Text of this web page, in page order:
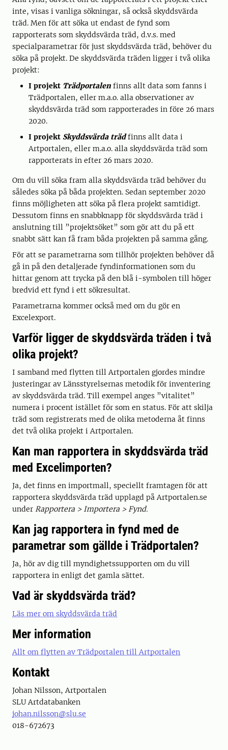
inte, visas i vanliga sökningar, så också skyddsvärda
träd. Men för att söka ut endast de fynd som
rapporterats som skyddsvärda träd, d.v.s. med
specialparametrar för just skyddsvärda träd, behöver du
söka på projekt. De skyddsvärda träden ligger i två olika
projekt:
I projekt Trädportalen finns allt data som fanns i
Trädportalen, eller m.a.o. alla observationer av
skyddsvärda träd som rapporterades in före 26 mars
2020.
I projekt Skyddsvärda trädfinns allt data i
Artportalen, eller m.a.o. alla skyddsvärda träd som
rapporterats in efter 26 mars 2020.
Om du vill söka fram alla skyddsvärda träd behöver du
således söka på båda projekten. Sedan september 2020
finns möjligheten att söka på flera projekt samtidigt.
Dessutom finns en snabbknapp för skyddsvärda träd i
anslutning till ”projektsöket” som gör att du på ett
snabbt sätt kan få fram båda projekten på samma gång.
För att se parametrarna som tillhör projekten behöver då
gå in på den detaljerade fyndinformationen som du
hittar genom att trycka på den blå i-symbolen till höger
bredvid ett fynd i ett sökresultat.
Parametrarna kommer också med om du gör en
Excelexport.
Varför ligger de skyddsvärda träden i två
olika projekt?
I samband med flytten till Artportalen gjordes mindre
justeringar av Länsstyrelsernas metodik för inventering
av skyddsvärda träd. Till exempel anges ”vitalitet”
numera i procent istället för som en status. För att skilja
träd som registrerats med de olika metoderna åt finns
det två olika projekt i Artportalen.
Kan man rapportera in skyddsvärda träd
med Excelimporten?
Ja, det finns en importmall, speciellt framtagen för att
rapportera skyddsvärda träd upplagd på Artportalen.se
under Rapportera > Importera > Fynd.
Kan jag rapportera in fynd med de
parametrar som gällde i Trädportalen?
Ja, hör av dig till myndighetssupporten om du vill
rapportera in enligt det gamla sättet.
Vad är skyddsvärda träd?
Läs mer om skyddsvärda träd
Mer information
Allt om flytten av Trädportalen till Artportalen
Kontakt
Johan Nilsson, Artportalen
SLU Artdatabanken
johan.nilsson@slu.se
018-672673